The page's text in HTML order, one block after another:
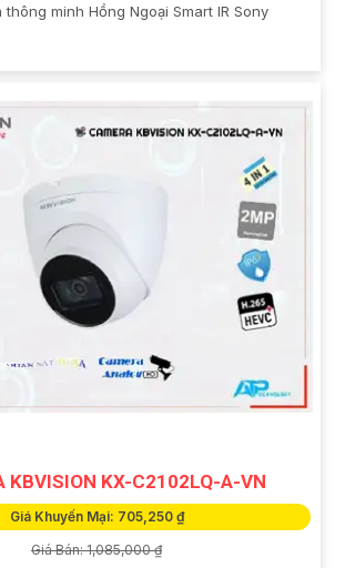
minh Hồng Ngoại Smart IR Sony
KBVISION KX-C2102LQ-A-VN
Giá Khuyến Mại: 705,250 ₫
Giá Bán: 1,085,000 ₫